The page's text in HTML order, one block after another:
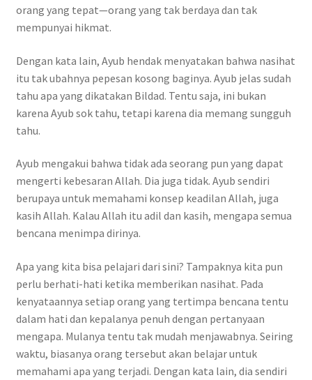
orang yang tepat—orang yang tak berdaya dan tak
mempunyai hikmat.
Dengan kata lain, Ayub hendak menyatakan bahwa nasihat
itu tak ubahnya pepesan kosong baginya. Ayub jelas sudah
tahu apa yang dikatakan Bildad. Tentu saja, ini bukan
karena Ayub sok tahu, tetapi karena dia memang sungguh
tahu.
Ayub mengakui bahwa tidak ada seorang pun yang dapat
mengerti kebesaran Allah. Dia juga tidak. Ayub sendiri
berupaya untuk memahami konsep keadilan Allah, juga
kasih Allah. Kalau Allah itu adil dan kasih, mengapa semua
bencana menimpa dirinya.
Apa yang kita bisa pelajari dari sini? Tampaknya kita pun
perlu berhati-hati ketika memberikan nasihat. Pada
kenyataannya setiap orang yang tertimpa bencana tentu
dalam hati dan kepalanya penuh dengan pertanyaan
mengapa. Mulanya tentu tak mudah menjawabnya. Seiring
waktu, biasanya orang tersebut akan belajar untuk
memahami apa yang terjadi. Dengan kata lain, dia sendiri